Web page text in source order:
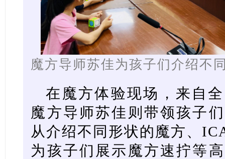
魔方导师苏佳为孩子们介绍不
在魔方体验现场，来自
魔方导师苏佳则带领孩子
从介绍不同形状的魔方、
为孩子们展示魔方速拧等